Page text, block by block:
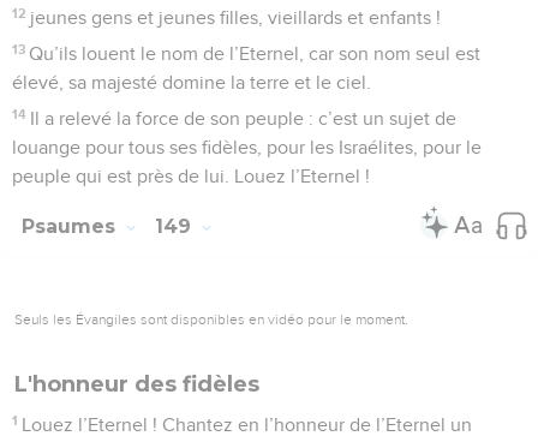
12 jeunes gens et jeunes filles, vieillards et enfants !
13 Qu’ils louent le nom de l’Eternel, car son nom seul est
élevé, sa majesté domine la terre et le ciel.
14 Il a relevé la force de son peuple : c’est un sujet de
louange pour tous ses fidèles, pour les Israélites, pour le
peuple qui est près de lui. Louez l’Eternel !
Psaumes 149
Seuls les Évangiles sont disponibles en vidéo pour le moment.
L'honneur des fidèles
1 Louez l’Eternel ! Chantez en l’honneur de l’Eternel un